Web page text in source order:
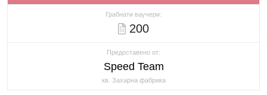
Грабнати ваучери:
200
Предоставено от:
Speed Team
кв. Захарна фабрика